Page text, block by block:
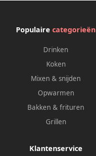
Populaire categorieën
Drinken
Koken
Mixen & snijden
Opwarmen
Bakken & frituren
Grillen
Klantenservice